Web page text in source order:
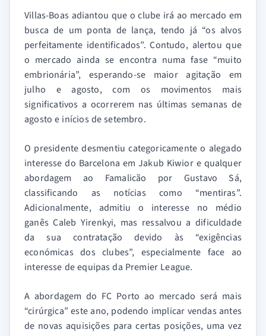
Villas-Boas adiantou que o clube irá ao mercado em
busca de um ponta de lança, tendo já “os alvos
perfeitamente identificados”. Contudo, alertou que
o mercado ainda se encontra numa fase “muito
embrionária”, esperando-se maior agitação em
julho e agosto, com os movimentos mais
significativos a ocorrerem nas últimas semanas de
agosto e inícios de setembro.
O presidente desmentiu categoricamente o alegado
interesse do Barcelona em Jakub Kiwior e qualquer
abordagem ao Famalicão por Gustavo Sá,
classificando as notícias como “mentiras”.
Adicionalmente, admitiu o interesse no médio
ganês Caleb Yirenkyi, mas ressalvou a dificuldade
da sua contratação devido às “exigências
económicas dos clubes”, especialmente face ao
interesse de equipas da Premier League.
A abordagem do FC Porto ao mercado será mais
“cirúrgica” este ano, podendo implicar vendas antes
de novas aquisições para certas posições, uma vez